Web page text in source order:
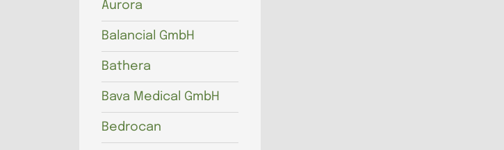
Aurora
Balancial GmbH
Bathera
Bava Medical GmbH
Bedrocan